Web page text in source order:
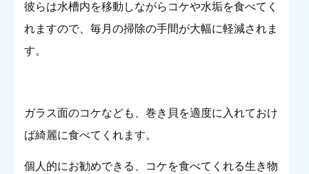
彼らは水槽内を移動しながらコケや水垢を食べてく
れますので、毎月の掃除の手間が大幅に軽減されま
す。
ガラス面のコケなども、巻き貝を適度に入れておけ
ば綺麗に食べてくれます。
個人的にお勧めできる、コケを食べてくれる生き物